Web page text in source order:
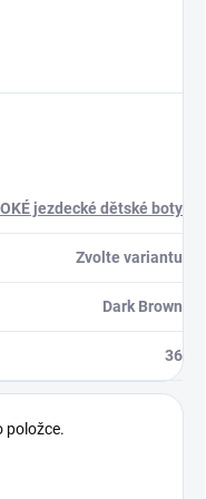
jezdecké dětské boty
Zvolte variantu
Dark Brown
36
položce.